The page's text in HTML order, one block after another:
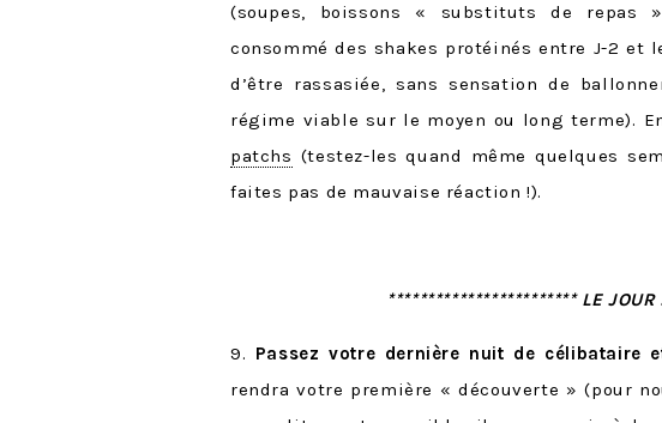
(soupes, boissons « substituts de repas
consommé des shakes protéinés entre J-2 et
d’être rassasiée, sans sensation de
régime viable sur le moyen ou long terme).
patchs (testez-les quand même quelques
faites pas de mauvaise réaction !).
************************ LE
9. Passez votre dernière nuit de célibataire
rendra votre première « découverte » (pour